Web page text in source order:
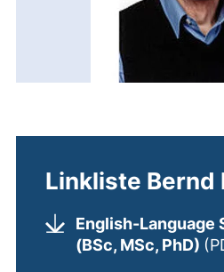
Linkliste Bernd
English-Language
(BSc, MSc, PhD)